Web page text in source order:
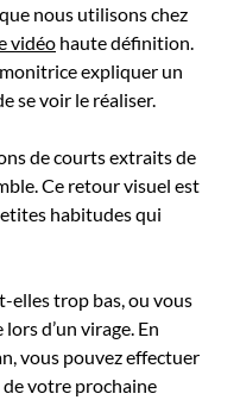
nous utilisons chez
vidéo haute définition.
monitrice expliquer un
se voir le réaliser.
de courts extraits de
Ce retour visuel est
habitudes qui
elles trop bas, ou vous
d’un virage. En
vous pouvez effectuer
votre prochaine